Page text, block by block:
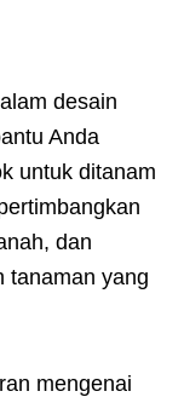
desain
Anda
untuk ditanam
dan
tanaman yang
mengenai